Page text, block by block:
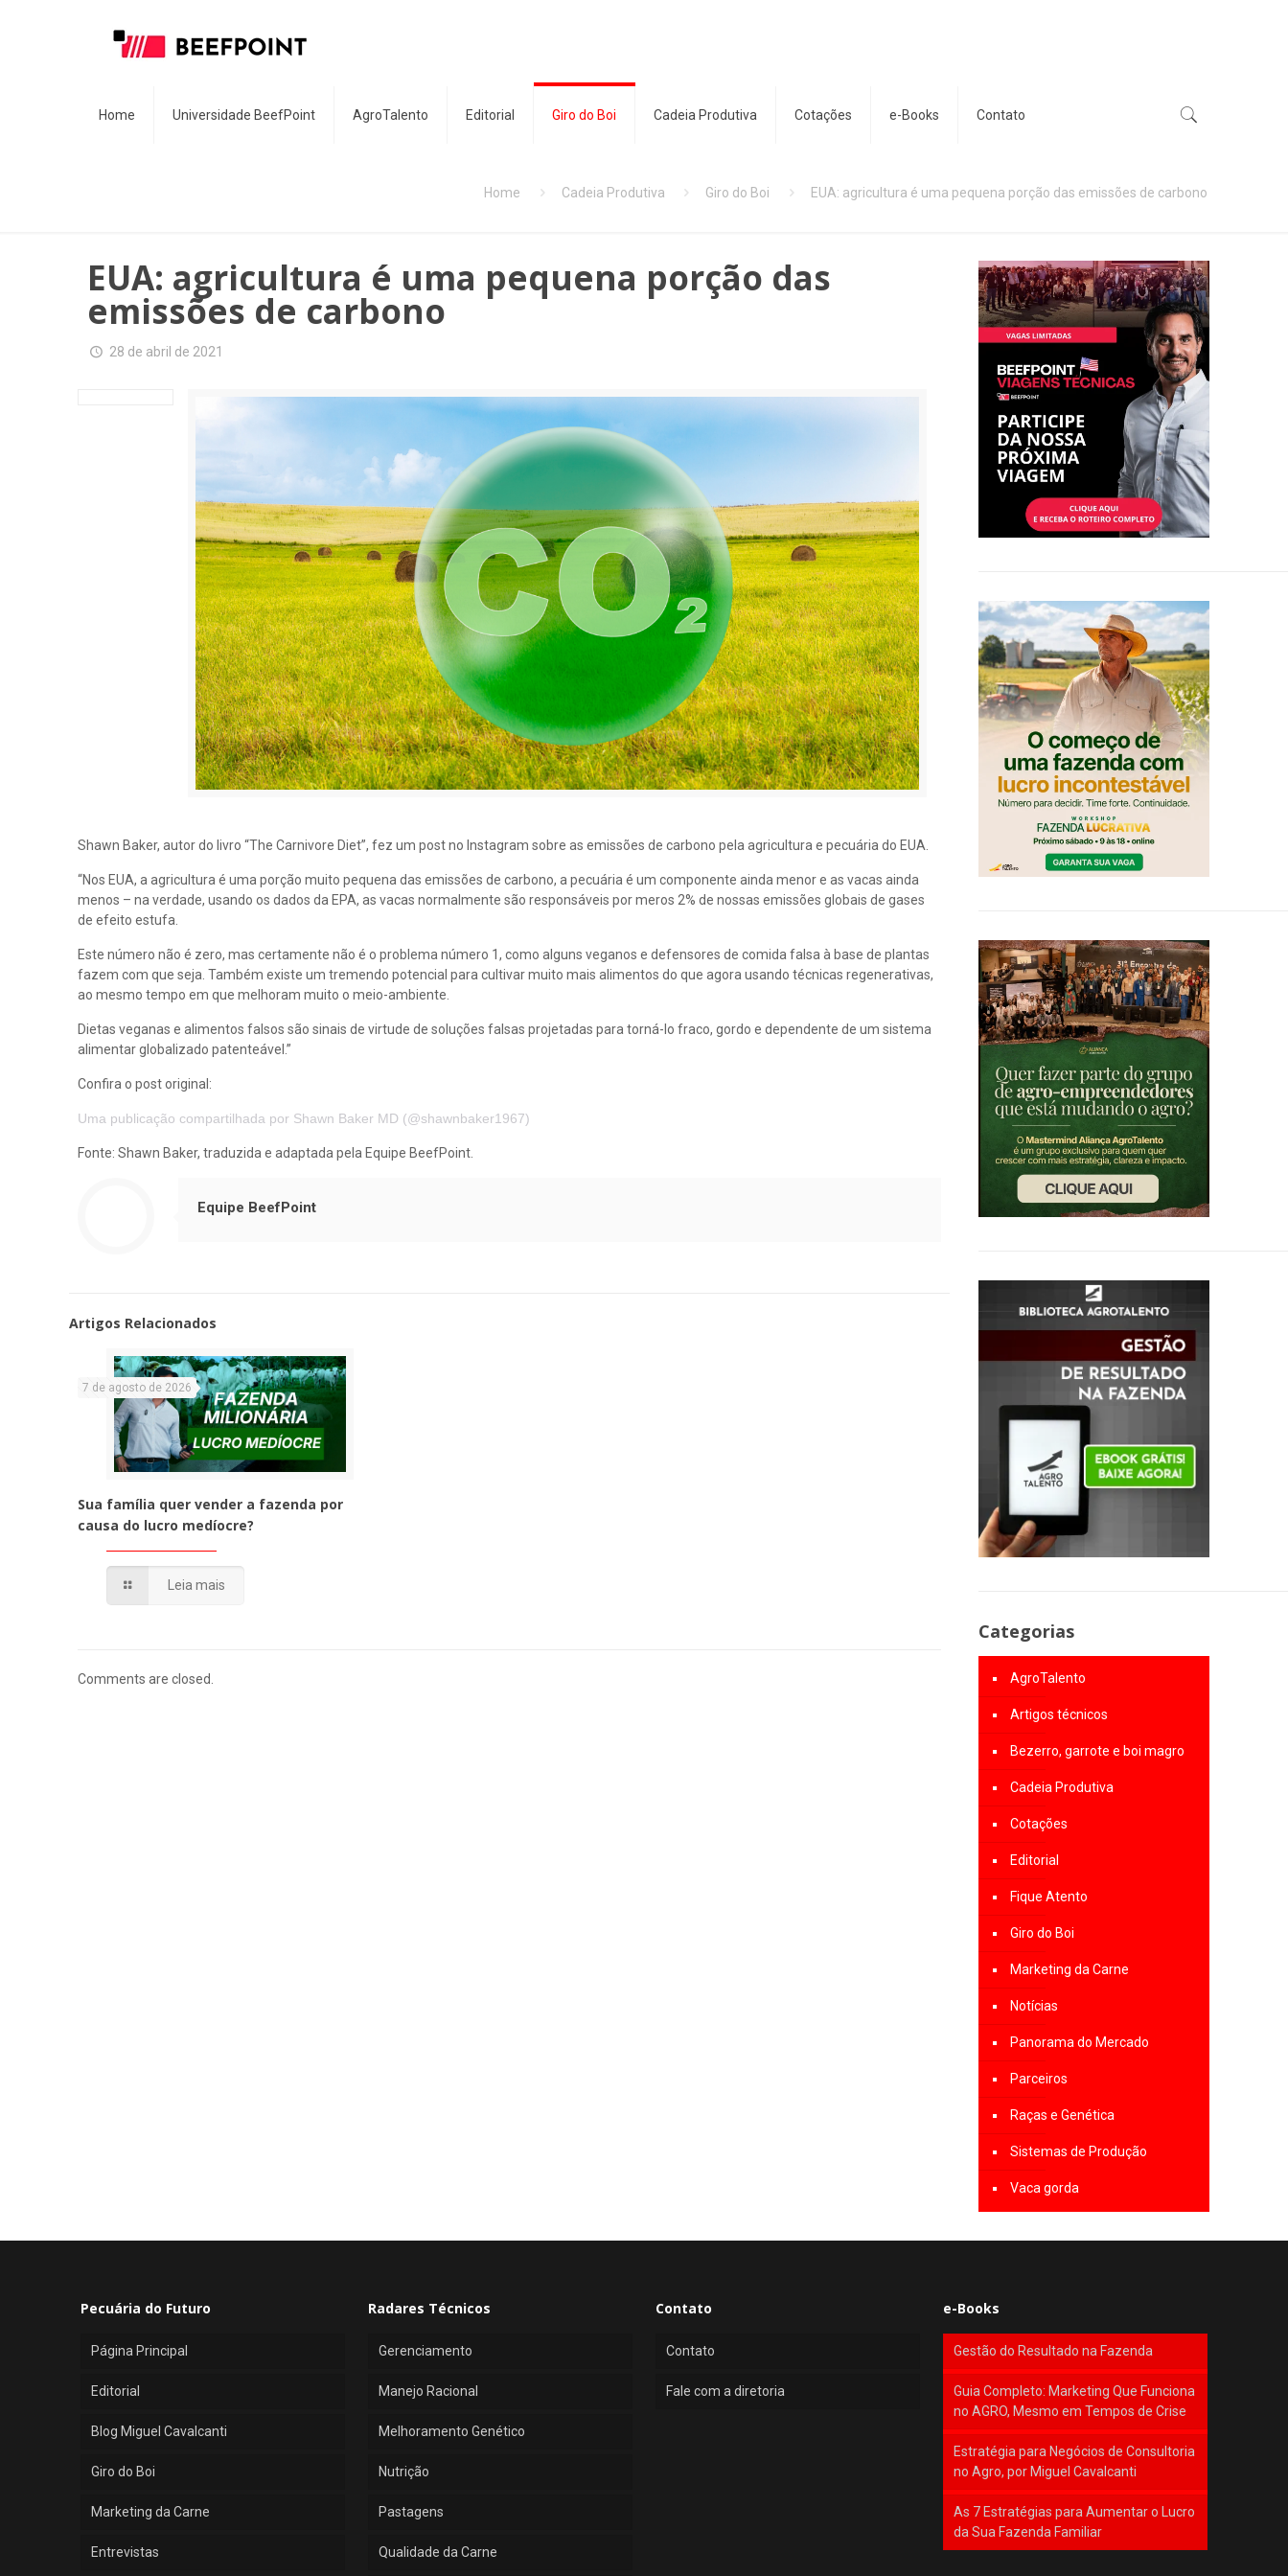
Home Universidade BeefPoint AgroTalento Editorial Giro do Boi Cadeia Produtiva Cotações e-Books Contato
Home Cadeia Produtiva Giro do Boi EUA: agricultura é uma pequena porção das emissões de carbono
EUA: agricultura é uma pequena porção das
emissões de carbono
28 de abril de 2021
Shawn Baker, autor do livro “The Carnivore Diet”, fez um post no Instagram sobre as emissões de carbono pela agricultura e pecuária do EUA.
“Nos EUA, a agricultura é uma porção muito pequena das emissões de carbono, a pecuária é um componente ainda menor e as vacas ainda
menos – na verdade, usando os dados da EPA, as vacas normalmente são responsáveis por meros 2% de nossas emissões globais de gases
de efeito estufa.
Este número não é zero, mas certamente não é o problema número 1, como alguns veganos e defensores de comida falsa à base de plantas
fazem com que seja. Também existe um tremendo potencial para cultivar muito mais alimentos do que agora usando técnicas regenerativas,
ao mesmo tempo em que melhoram muito o meio-ambiente.
Dietas veganas e alimentos falsos são sinais de virtude de soluções falsas projetadas para torná-lo fraco, gordo e dependente de um sistema
alimentar globalizado patenteável.”
Confira o post original:
Uma publicação compartilhada por Shawn Baker MD (@shawnbaker1967)
Fonte: Shawn Baker, traduzida e adaptada pela Equipe BeefPoint.
Equipe BeefPoint
Artigos Relacionados
7 de agosto de 2026
Sua família quer vender a fazenda por
causa do lucro medíocre?
Leia mais
Comments are closed.
Categorias
AgroTalento
Artigos técnicos
Bezerro, garrote e boi magro
Cadeia Produtiva
Cotações
Editorial
Fique Atento
Giro do Boi
Marketing da Carne
Notícias
Panorama do Mercado
Parceiros
Raças e Genética
Sistemas de Produção
Vaca gorda
Pecuária do Futuro
Página Principal
Editorial
Blog Miguel Cavalcanti
Giro do Boi
Marketing da Carne
Entrevistas
Radares Técnicos
Gerenciamento
Manejo Racional
Melhoramento Genético
Nutrição
Pastagens
Qualidade da Carne
Contato
Contato
Fale com a diretoria
e-Books
Gestão do Resultado na Fazenda
Guia Completo: Marketing Que Funciona
no AGRO, Mesmo em Tempos de Crise
Estratégia para Negócios de Consultoria
no Agro, por Miguel Cavalcanti
As 7 Estratégias para Aumentar o Lucro
da Sua Fazenda Familiar